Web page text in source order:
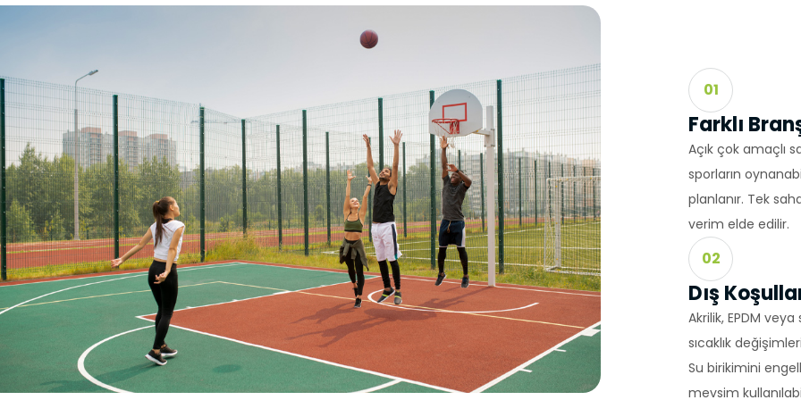
01
Farklı
Açık çok amaçlı
sporların
planlanır. Tek
verim elde edilir.
02
Dış
Akrilik, EPDM
sıcaklık
Su birikimini
mevsim
Yayınların Düzenlenmesine Dair Usul ve Esaslar Hakkında Yönetmelik’ten
kaynaklananlar başta olmak üzere, kanuni ve sözleşmesel yükümlülüklerini
3.İNTERNET SİTEMİZDE KULLANILAN ÇEREZ TÜRLERİ
3.1.Oturum Çerezleri
Oturum çerezlerini ziyaretinizi süresince internet sitesinin düzgün bir şekilde
çalışmasının teminini sağlamaktadır. Sitelerimizin ve sizin, ziyaretinizde
sürekliliğini sağlamak gibi amaçlarla kullanılırlar. Oturum çerezleri geçici
tarayıcınızı kapatıp sitemize tekrar geldiğinizde silinir, kalıcı değillerdir.
3.2.Kalıcı Çerezler
Bu tür çerezler tercihlerinizi hatırlamak için kullanılır ve tarayıcılar vasıtasıyla
depolanır Kalıcı çerezler, sitemizi ziyaret ettiğiniz tarayıcınızı kapattıktan veya
bilgisayarınızı yeniden başlattıktan sonra bile saklı kalır. Tarayıcınızın
silinene kadar bu çerezler tarayıcınızın alt klasörlerinde tutulurlar.
Kalıcı çerezlerin bazı türleri; İnternet Sitesini kullanım amacınız gibi hususlar
bulundurarak sizlere özel öneriler sunulması için kullanılabilmektedir.
Kalıcı çerezler sayesinde İnternet Sitemizi aynı cihazla tekrardan ziyaret
durumunda, cihazınızda İnternet Sitemiz tarafından oluşturulmuş bir çerez olup
olmadığı kontrol edilir ve var ise, sizin siteyi daha önce ziyaret ettiğiniz anlaşılır
iletilecek içerik bu doğrultuda belirlenir ve böylelikle sizlere daha iyi bir hizmet